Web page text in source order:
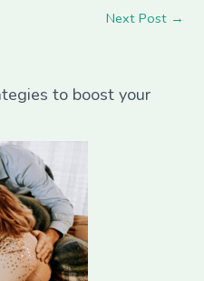
Next Post →
to boost your